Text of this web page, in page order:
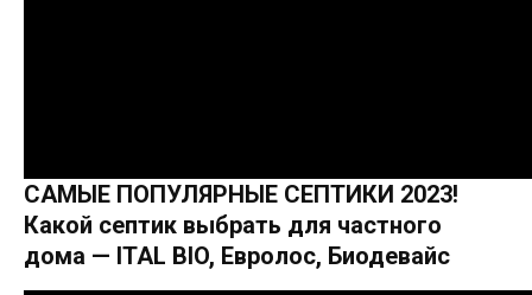
САМЫЕ ПОПУЛЯРНЫЕ СЕПТИКИ 2023!
Какой септик выбрать для частного
дома — ITAL BIO, Евролос, Биодевайс